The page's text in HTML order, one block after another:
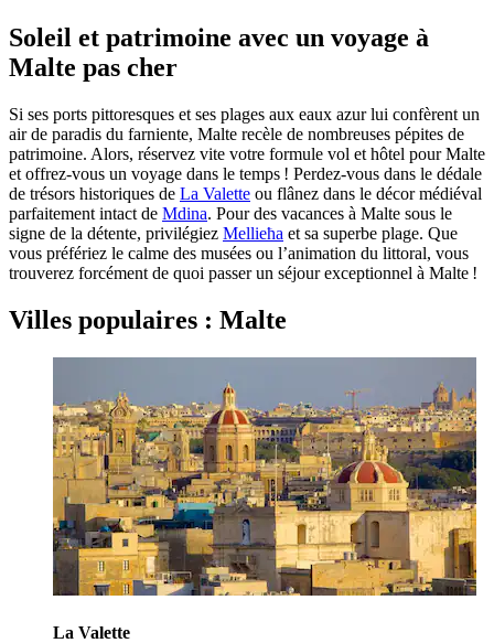
Soleil et patrimoine avec un voyage à
Malte pas cher
Si ses ports pittoresques et ses plages aux eaux azur lui confèrent un
air de paradis du farniente, Malte recèle de nombreuses pépites de
patrimoine. Alors, réservez vite votre formule vol et hôtel pour Malte
et offrez-vous un voyage dans le temps ! Perdez-vous dans le dédale
de trésors historiques de La Valette ou flânez dans le décor médiéval
parfaitement intact de Mdina. Pour des vacances à Malte sous le
signe de la détente, privilégiez Mellieħa et sa superbe plage. Que
vous préfériez le calme des musées ou l’animation du littoral, vous
trouverez forcément de quoi passer un séjour exceptionnel à Malte !
Villes populaires : Malte
La Valette